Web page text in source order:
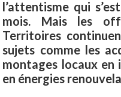
l’attentisme qui
mois. Mais les
Territoires
sujets comme les
montages locaux en
en énergies